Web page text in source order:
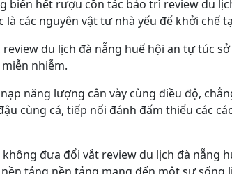
hết rượu cồn tác bảo trì review du
là các nguyên vật tư nhà yếu để khởi chế
du lịch đà nẵng huế hội an tự túc
nhiễm.
năng lượng cân vày cùng điều độ,
cùng cá, tiếp nối đánh đấm thiểu các
đưa đổi vắt review du lịch đà nẵng